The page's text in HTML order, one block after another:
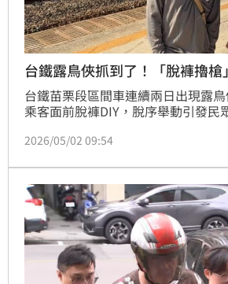
台鐵露鳥俠抓到了！「脫褲擼槍
台鐵苗栗段區間車連續兩日出現露
乘客面前脫褲DIY，脫序舉動引發民
（2日）下午4時許，在通霄車站逮捕
2026/05/02 09:54